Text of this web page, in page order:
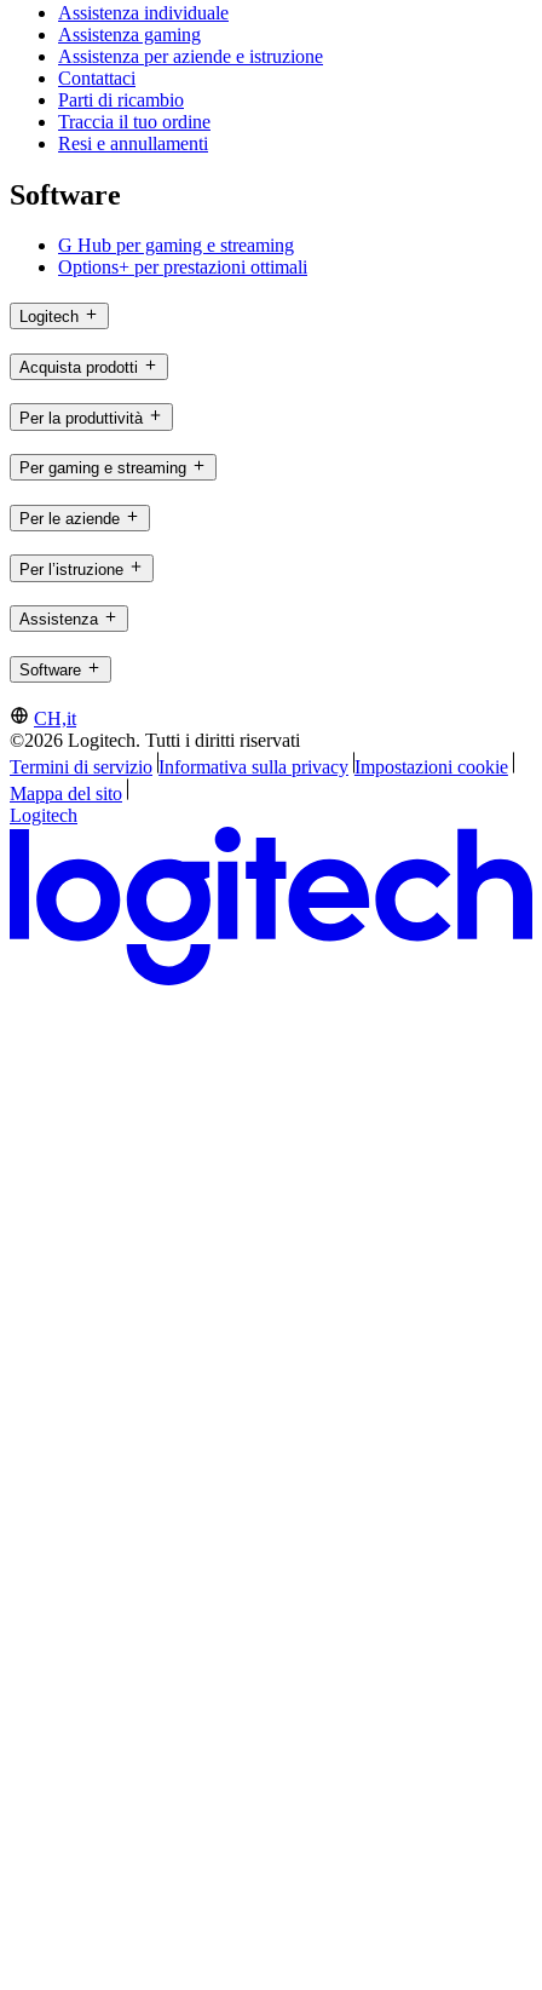
Assistenza individuale
Assistenza gaming
Assistenza per aziende e istruzione
Contattaci
Parti di ricambio
Traccia il tuo ordine
Resi e annullamenti
Software
G Hub per gaming e streaming
Options+ per prestazioni ottimali
Logitech
Acquista prodotti
Per la produttività
Per gaming e streaming
Per le aziende
Per l’istruzione
Assistenza
Software
CH,it
©2026 Logitech. Tutti i diritti riservati
Termini di servizio Informativa sulla privacy Impostazioni cookie
Mappa del sito
Logitech